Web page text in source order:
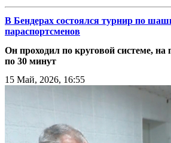
В Бендерах состоялся турнир по
параспортсменов
Он проходил по круговой системе, на
по 30 минут
15 Май, 2026, 16:55